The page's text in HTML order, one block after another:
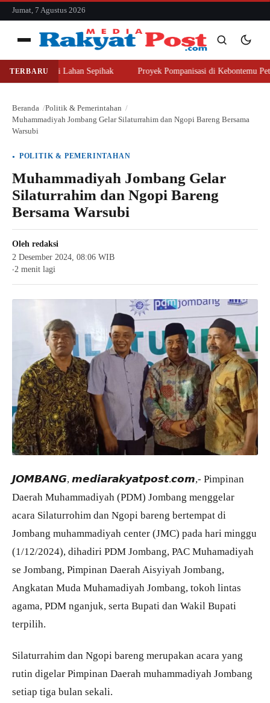
konten
Jumat, 7 Agustus 2026
Menu
Cari
Cari
TERBARU
Beli Lahan Sepihak Proyek Pompanisasi di Kebontemu
Beranda
Politik & Pemerintahan
Muhammadiyah Jombang Gelar Silaturrahim dan Ngopi Bareng Bersama
Warsubi
POLITIK & PEMERINTAHAN
Muhammadiyah Jombang Gelar
Silaturrahim dan Ngopi Bareng
Bersama Warsubi
Oleh redaksi
2 Desember 2024, 08:06 WIB
●2 menit lagi
𝙅𝙊𝙈𝘽𝘼𝙉𝙂, 𝙢𝙚𝙙𝙞𝙖𝙧𝙖𝙠𝙮𝙖𝙩𝙥𝙤𝙨𝙩.𝙘𝙤𝙢,- Pimpinan
Daerah Muhammadiyah (PDM) Jombang menggelar
acara Silaturrohim dan Ngopi bareng bertempat di
Jombang muhammadiyah center (JMC) pada hari minggu
(1/12/2024), dihadiri PDM Jombang, PAC Muhamadiyah
se Jombang, Pimpinan Daerah Aisyiyah Jombang,
Angkatan Muda Muhamadiyah Jombang, tokoh lintas
agama, PDM nganjuk, serta Bupati dan Wakil Bupati
terpilih.
Silaturrahim dan Ngopi bareng merupakan acara yang
rutin digelar Pimpinan Daerah muhammadiyah Jombang
setiap tiga bulan sekali.